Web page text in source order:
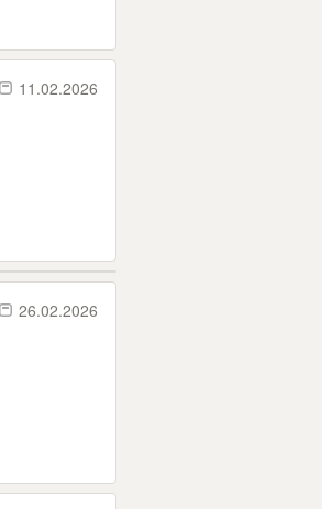
11.02.2026
26.02.2026